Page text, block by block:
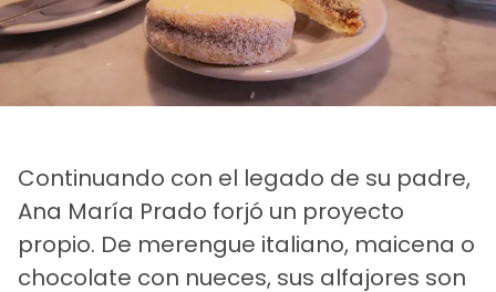
Continuando con el legado de su padre,
Ana María Prado forjó un proyecto
propio. De merengue italiano, maicena o
chocolate con nueces, sus alfajores son